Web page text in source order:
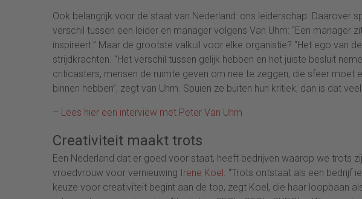
Ook belangrijk voor de staat van Nederland: ons leiderschap. Daarover
verschil tussen een leider en manager volgens Van Uhm: “Een manager
inspireert.” Maar de grootste valkuil voor elke organistie? “Het ego van
strijdkrachten. “Het verschil tussen gelijk hebben en het juiste besluit
criticasters, mensen de ruimte geven om nee te zeggen, die sfeer moet
binnen hebben”, zegt van Uhm. Spuien ze buiten hun kritiek, dan is dat
– Lees hier een interview met Peter Van Uhm
Creativiteit maakt trots
Een Nederland dat er goed voor staat, heeft bedrijven waarop we trots
vroedvrouw voor vernieuwing Irene Koel. “Trots ontstaat als een bedrijf
keuze voor creativiteit begint aan de top, zegt Koel, die haar loopbaan